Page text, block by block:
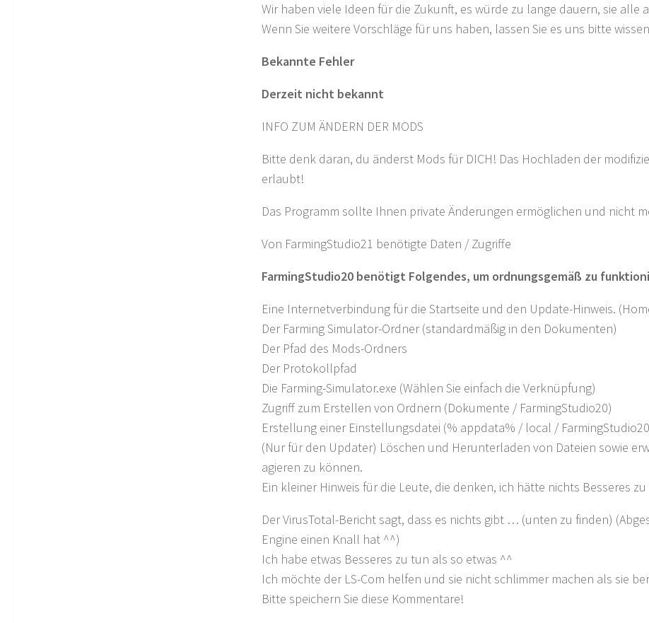
Wir haben viele Ideen für die Zukunft, es würde zu lange dauern, sie alle
Wenn Sie weitere Vorschläge für uns haben, lassen Sie es uns bitte
Bekannte Fehler
Derzeit nicht bekannt
INFO ZUM ÄNDERN DER MODS
Bitte denk daran, du änderst Mods für DICH! Das Hochladen der
erlaubt!
Das Programm sollte Ihnen private Änderungen ermöglichen und nicht
Von FarmingStudio21 benötigte Daten / Zugriffe
FarmingStudio20 benötigt Folgendes, um ordnungsgemäß zu
Eine Internetverbindung für die Startseite und den Update-Hinweis.
Der Farming Simulator-Ordner (standardmäßig in den Dokumenten)
Der Pfad des Mods-Ordners
Der Protokollpfad
Die Farming-Simulator.exe (Wählen Sie einfach die Verknüpfung)
Zugriff zum Erstellen von Ordnern (Dokumente / FarmingStudio20)
Erstellung einer Einstellungsdatei (% appdata% / local /
(Nur für den Updater) Löschen und Herunterladen von Dateien sowie
agieren zu können.
Ein kleiner Hinweis für die Leute, die denken, ich hätte nichts Besseres
Der VirusTotal-Bericht sagt, dass es nichts gibt … (unten zu finden)
Engine einen Knall hat ^^)
Ich habe etwas Besseres zu tun als so etwas ^^
Ich möchte der LS-Com helfen und sie nicht schlimmer machen als sie
Bitte speichern Sie diese Kommentare!